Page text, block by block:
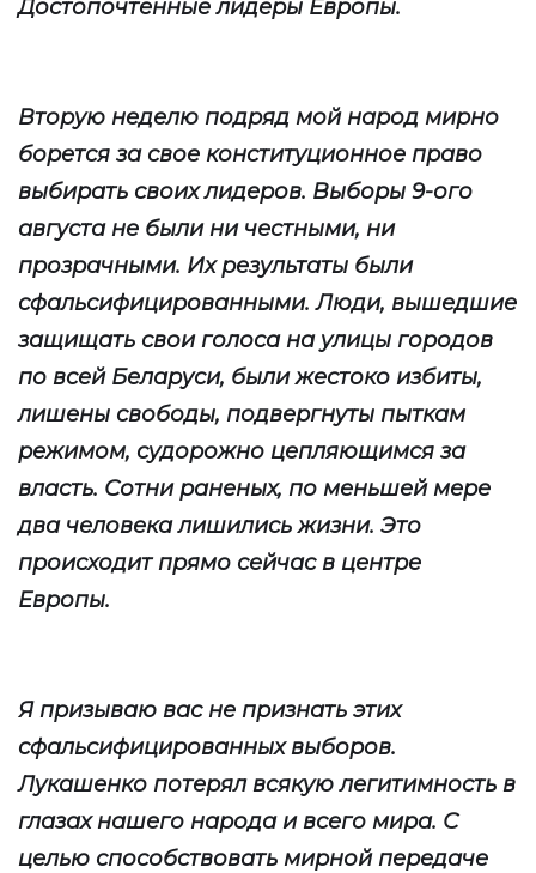
Достопочтенные лидеры Европы.
Вторую неделю подряд мой народ мирно
борется за свое конституционное право
выбирать своих лидеров. Выборы 9-ого
августа не были ни честными, ни
прозрачными. Их результаты были
сфальсифицированными. Люди, вышедшие
защищать свои голоса на улицы городов
по всей Беларуси, были жестоко избиты,
лишены свободы, подвергнуты пыткам
режимом, судорожно цепляющимся за
власть. Сотни раненых, по меньшей мере
два человека лишились жизни. Это
происходит прямо сейчас в центре
Европы.
Я призываю вас не признать этих
сфальсифицированных выборов.
Лукашенко потерял всякую легитимность в
глазах нашего народа и всего мира. С
целью способствовать мирной передаче